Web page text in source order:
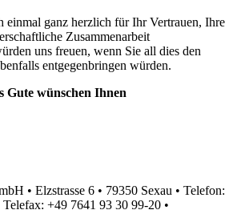
einmal ganz herzlich für Ihr Vertrauen, Ihre
Zusammenarbeit
uns freuen, wenn Sie all dies den
entgegenbringen würden.
Gute wünschen Ihnen
• Elzstrasse 6 • 79350 Sexau • Telefon:
Telefax: +49 7641 93 30 99-20 •